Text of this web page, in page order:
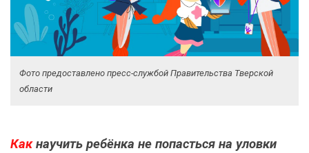
Фото предоставлено пресс-службой Правительства Тверской
области
Какнаучить ребёнка не попасться на уловки